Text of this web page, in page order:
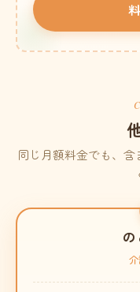
同じ月額料金でも、